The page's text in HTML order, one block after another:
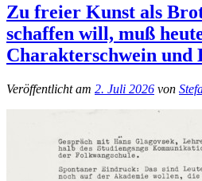
Zu freier Kunst als
schaffen will, muß
Charakterschwein und
Veröffentlicht am 2. Juli 2026 von